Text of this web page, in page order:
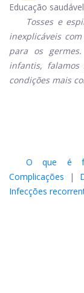
Educação saudável
Tosses e
inexplicáveis
para os
infantis,
condições mais
O que é
Complicações |
Infecções